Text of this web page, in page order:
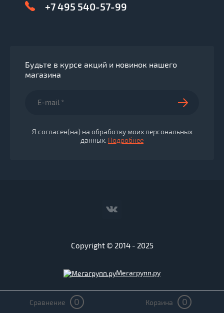
Корзина 0
Сравнение 0
+7 495 540-57-99
Будьте в курсе акций и новинок нашего
магазина
Я согласен(на) на обработку моих персональных
данных. Подробнее
Copyright © 2014 - 2025
Мегагрупп.ру